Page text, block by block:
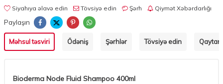
Siyahıya əlavə edin Tövsiyə edin Şərh Qiymət Xəbərdarlığı
Paylaşın
Məhsul təsviri Ödəniş Şərhlər Tövsiyə edin
Bioderma Node Fluid Shampoo 400ml